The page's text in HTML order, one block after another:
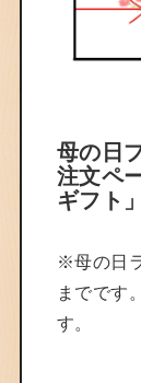
母の日
注文ペ
ギフト
※母の日
までです
す。